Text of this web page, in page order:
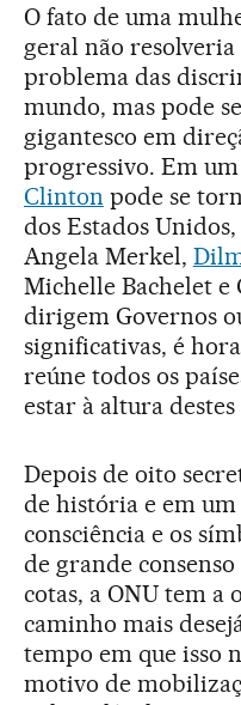
O fato de uma
geral não
problema das
mundo, mas pode
gigantesco em
progressivo. Em
Clinton pode se
dos Estados
Angela Merkel,
Michelle Bachelet
dirigem Governos
significativas, é
reúne todos os
estar à altura
Depois de oito
de história e em
consciência e os
de grande
cotas, a ONU tem
caminho mais
tempo em que isso
motivo de